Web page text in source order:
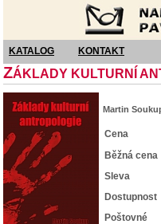
KATALOG KONTAKT
ZÁKLADY KULTURNÍ
Martin
Cena
Běžná cena
Sleva
Dostupnost
Poštovné